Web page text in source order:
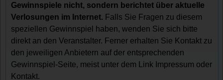
Gewinnspiele nicht, sondern berichtet über aktuelle
Verlosungen im Internet. Falls Sie Fragen zu diesem
speziellen Gewinnspiel haben, wenden Sie sich bitte
direkt an den Veranstalter. Ferner erhalten Sie Kontakt zu
den jeweiligen Anbietern auf der entsprechenden
Gewinnspiel-Seite, meist unter dem Link Impressum oder
Kontakt.